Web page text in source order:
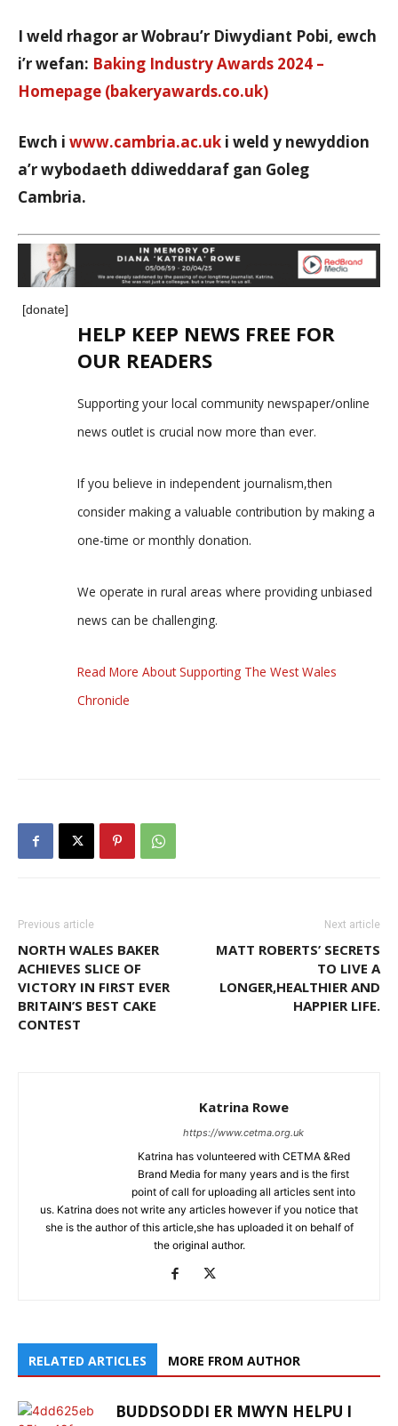
I weld rhagor arWobrau’r Diwydiant Pobi, ewch
i’rwefan: Baking Industry Awards 2024 –
Homepage (bakeryawards.co.uk)
Ewch i www.cambria.ac.uk i weld y newyddion
a’rwybodaeth ddiweddaraf gan Goleg
Cambria.
[donate]
HELP KEEP NEWS FREE FOR
OUR READERS
Supporting your local community newspaper/online
news outlet is crucial now more than ever.
If you believe in independent journalism,then
consider making a valuable contribution by making a
one-time or monthly donation.
We operate in rural areas where providing unbiased
news can be challenging.
Read More About Supporting The West Wales
Chronicle
Previous article
NORTH WALES BAKER
ACHIEVES SLICE OF
VICTORY IN FIRST EVER
BRITAIN’S BEST CAKE
CONTEST
Next article
MATT ROBERTS’ SECRETS
TO LIVE A
LONGER,HEALTHIER AND
HAPPIER LIFE.
Katrina Rowe
https://www.cetma.org.uk
Katrina has volunteered with CETMA &Red
Brand Media for many years and is the first
point of call for uploading all articles sent into
us. Katrina does not write any articles however if you notice that
she is the author of this article,she has uploaded it on behalf of
the original author.
RELATED ARTICLES MORE FROM AUTHOR
BUDDSODDI ER MWYN HELPU I